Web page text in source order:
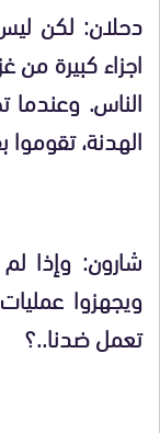
دحلان: لكن
اجزاء كبيرة من
الناس.
الهدنة، تقوموا
شارون: وإذا
ويجهزوا
تعمل ضدنا..؟